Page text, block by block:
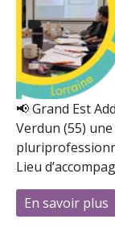
📢 Grand Est
Verdun (55)
Lieu
En savoir plus